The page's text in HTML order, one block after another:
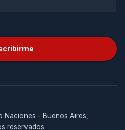
- Buenos Aires,
reservados.